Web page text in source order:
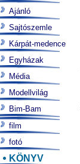
Ajánló
Sajtószemle
Kárpát-medence
Egyházak
Média
Modellvilág
Bim-Bam
film
fotó
KÖNYV